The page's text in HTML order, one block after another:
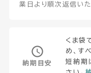
業日より順次返信い
納期目安
くま袋
め、す
短納期